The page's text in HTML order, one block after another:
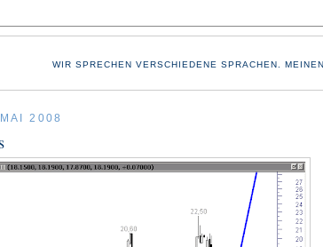
WIR SPRECHEN VERSCHIEDENE SPRACHEN.
2008